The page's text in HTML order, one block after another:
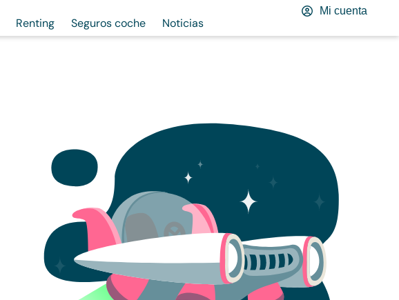
Renting Seguros coche Noticias
Mi cuenta